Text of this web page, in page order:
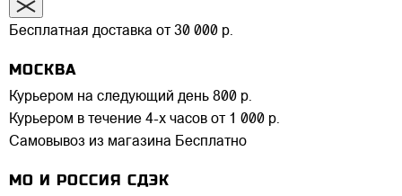
Бесплатная доставка от 30 000 р.
МОСКВА
Курьером на следующий день 800 р.
Курьером в течение 4-х часов от 1 000 р.
Самовывоз из магазина Бесплатно
МО И РОССИЯ СДЭК